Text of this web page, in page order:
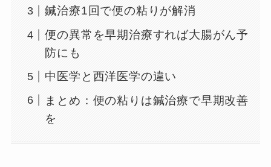
鍼治療1回で便の粘りが解消
便の異常を早期治療すれば大腸がん予
防にも
中医学と西洋医学の違い
まとめ：便の粘りは鍼治療で早期改善
を